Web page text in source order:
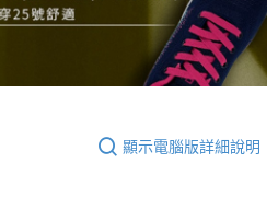
顯示電腦版詳細說明